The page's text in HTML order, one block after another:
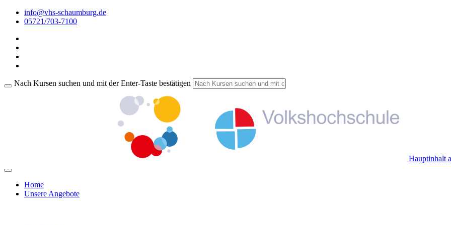
info@vhs-schaumburg.de
05721/703-7100
Nach Kursen suchen und mit der Enter-Taste bestätigen
Hauptinhalt
Home
Unsere Angebote